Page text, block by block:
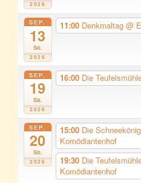
2026
SEP.
13
So.
2026
11:00 Denkmaltag @
SEP.
19
Sa.
2026
16:00 Die
SEP.
20
So.
2026
15:00 Die
Komödiantenhof
19:30 Die
Komödiantenhof